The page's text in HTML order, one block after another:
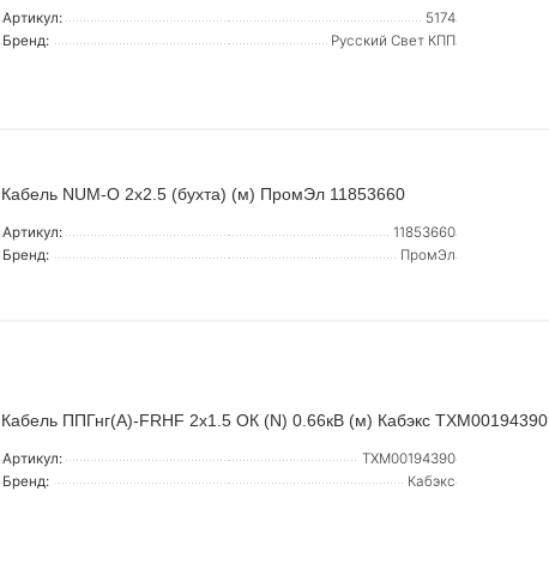
Артикул:
5174
Бренд:
Русский Свет КПП
Кабель NUM-O 2х2.5 (бухта) (м) ПромЭл 11853660
Артикул:
11853660
Бренд:
ПромЭл
Кабель ППГнг(А)-FRHF 2х1.5 ОК (N) 0.66кВ (м) Кабэкс ТХМ00194390
Артикул:
ТХМ00194390
Бренд:
Кабэкс